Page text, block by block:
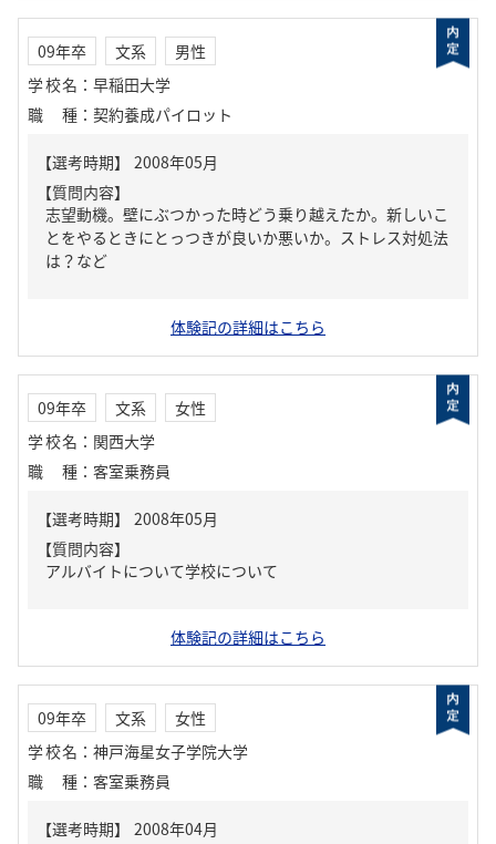
09年卒 文系
男性
学校名 ： 早稲田大学
職種 ： 契約養成パイロット
【質問内容】
志望動機。壁にぶつかった時どう乗り越えたか。新しいこ
とをやるときにとっつきが良いか悪いか。ストレス対処法
は？など
体験記の詳細はこちら
09年卒 文系
女性
学校名 ： 関西大学
職種 ： 客室乗務員
【質問内容】
アルバイトについて学校について
体験記の詳細はこちら
09年卒 文系
女性
学校名 ： 神戸海星女子学院大学
職種 ： 客室乗務員